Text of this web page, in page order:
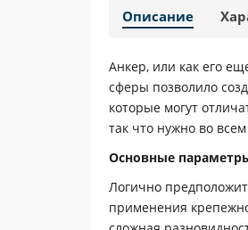
Описание
Анкер, или как его
сферы позволило
которые могут
так что нужно во
Основные
Логично
применения